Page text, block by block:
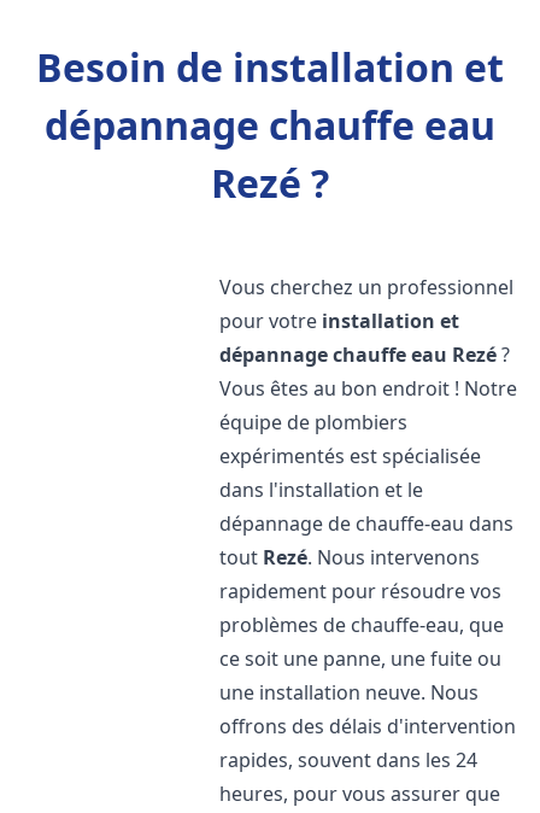
Besoin de installation et
dépannage chauffe eau
Rezé ?
Vous cherchez un professionnel
pour votre installation et
dépannage chauffe eau Rezé?
Vous êtes au bon endroit ! Notre
équipe de plombiers
expérimentés est spécialisée
dans l'installation et le
dépannage de chauffe-eau dans
tout Rezé. Nous intervenons
rapidement pour résoudre vos
problèmes de chauffe-eau, que
ce soit une panne, une fuite ou
une installation neuve. Nous
offrons des délais d'intervention
rapides, souvent dans les 24
heures, pour vous assurer que